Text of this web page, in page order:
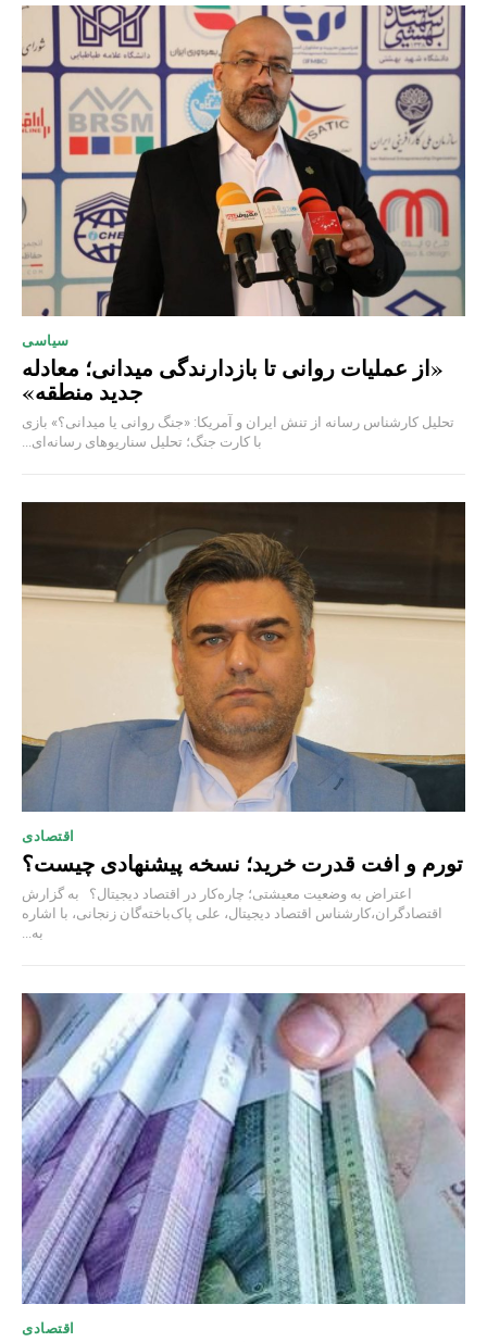
سیاسی
«از عملیات روانی تا بازدارندگی میدانی؛ معادله
جدید منطقه»
تحلیل کارشناس رسانه از تنش ایران و آمریکا: «جنگ روانی یا میدانی؟» بازی
با کارت جنگ؛ تحلیل سناریوهای رسانه‌ای...
اقتصادی
تورم و افت قدرت خرید؛ نسخه پیشنهادی چیست؟
اعتراض به وضعیت معیشتی؛ چاره‌کار در اقتصاد دیجیتال؟ به گزارش
اقتصادگران،کارشناس اقتصاد دیجیتال، علی پاک‌باخته‌گان زنجانی، با اشاره
به...
اقتصادی